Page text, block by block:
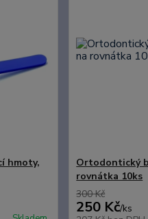
hmoty,
Ortodontický
rovnátka 10ks
300 Kč
250 Kč/ks